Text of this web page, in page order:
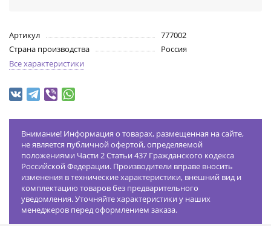
Артикул
777002
Страна производства
Россия
Все характеристики
Внимание! Информация о товарах, размещенная на сайте,
не является публичной офертой, определяемой
положениями Части 2 Статьи 437 Гражданского кодекса
Российской Федерации. Производители вправе вносить
изменения в технические характеристики, внешний вид и
комплектацию товаров без предварительного
уведомления. Уточняйте характеристики у наших
менеджеров перед оформлением заказа.